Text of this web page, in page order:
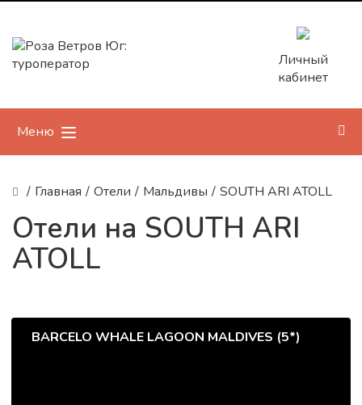
Личный
кабинет
Меню
/ Главная / Отели / Мальдивы / SOUTH ARI ATOLL
Отели на SOUTH ARI
ATOLL
BARCELO WHALE LAGOON MALDIVES (5*)